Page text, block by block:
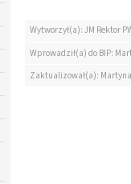
Wytworzył(a): JM Rektor
Wprowadził(a) do BIP:
Zaktualizował(a):